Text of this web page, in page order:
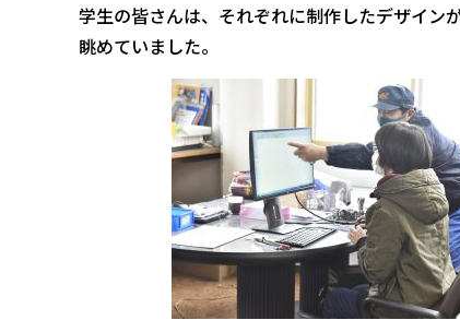
学生の皆さんは、それぞれに制作したデザイン
眺めていました。